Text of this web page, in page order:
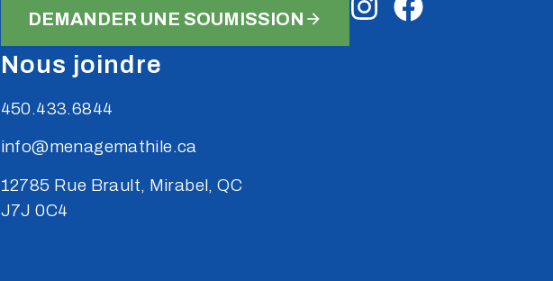
DEMANDER UNE SOUMISSION
Nous joindre
450.433.6844
info@menagemathile.ca
12785 Rue Brault, Mirabel, QC
J7J 0C4